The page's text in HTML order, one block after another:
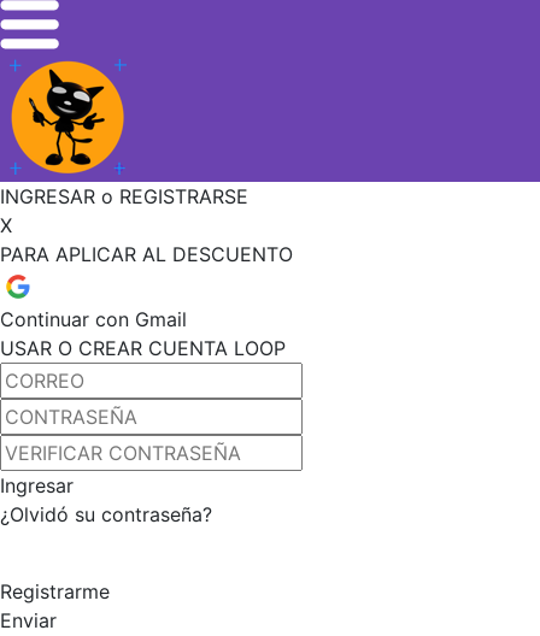
INGRESAR o REGISTRARSE
X
PARA APLICAR AL DESCUENTO
Continuar con Gmail
USAR O CREAR CUENTA LOOP
Ingresar
¿Olvidó su contraseña?
Registrarme
Enviar